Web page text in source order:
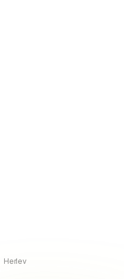
Herlev